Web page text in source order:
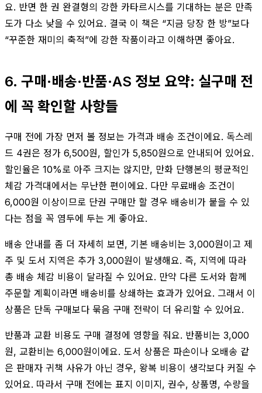
요. 반면 한 권 완결형의 강한 카타르시스를 기대하는 분은 만족
도가 다소 낮을 수 있어요. 결국 이 책은 “지금 당장 한 방”보다
“꾸준한 재미의 축적”에 강한 작품이라고 이해하면 좋아요.
6. 구매·배송·반품·AS 정보 요약: 실구매 전
에 꼭 확인할 사항들
구매 전에 가장 먼저 볼 정보는 가격과 배송 조건이에요. 독스레
드 4권은 정가 6,500원, 할인가 5,850원으로 안내되어 있어요.
할인율은 10%로 아주 크지는 않지만, 만화 단행본의 평균적인
체감 가격대에서는 무난한 편이에요. 다만 무료배송 조건이
6,000원 이상이므로 단권 구매만 할 경우 배송비가 붙을 수 있
다는 점을 꼭 염두에 두는 게 좋아요.
배송 안내를 좀 더 자세히 보면, 기본 배송비는 3,000원이고 제
주 및 도서 지역은 추가 3,000원이 발생해요. 즉, 지역에 따라
총 배송 체감 비용이 달라질 수 있어요. 만약 다른 도서와 함께
주문할 계획이라면 배송비를 상쇄하는 효과가 있어요. 그래서 이
상품은 단독 구매보다 묶음 구매 전략이 더 유리할 수 있어요.
반품과 교환 비용도 구매 결정에 영향을 줘요. 반품비는 3,000
원, 교환비는 6,000원이에요. 도서 상품은 파손이나 오배송 같
은 판매자 귀책 사유가 아닌 경우, 왕복 비용이 생각보다 커질 수
있어요. 따라서 구매 전에는 표지 이미지, 권수, 상품명, 수량을